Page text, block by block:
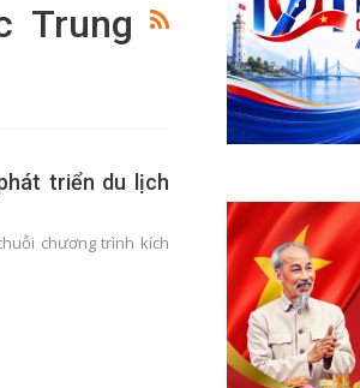
Trung
triển du lịch
chương trình kích